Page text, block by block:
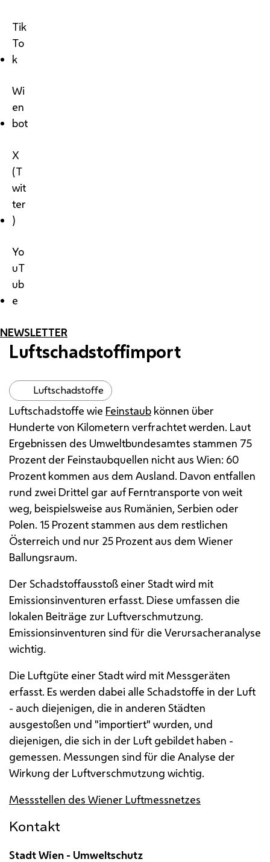
Tik
To
k
Wi
en
bot
X
(T
wit
ter
)
Yo
uT
ub
e
NEWSLETTER
Luftschadstoffimport
Luftschadstoffe
Luftschadstoffe wie Feinstaub können über
Hunderte von Kilometern verfrachtet werden. Laut
Ergebnissen des Umweltbundesamtes stammen 75
Prozent der Feinstaubquellen nicht aus Wien: 60
Prozent kommen aus dem Ausland. Davon entfallen
rund zwei Drittel gar auf Ferntransporte von weit
weg, beispielsweise aus Rumänien, Serbien oder
Polen. 15 Prozent stammen aus dem restlichen
Österreich und nur 25 Prozent aus dem Wiener
Ballungsraum.
Der Schadstoffausstoß einer Stadt wird mit
Emissionsinventuren erfasst. Diese umfassen die
lokalen Beiträge zur Luftverschmutzung.
Emissionsinventuren sind für die Verursacheranalyse
wichtig.
Die Luftgüte einer Stadt wird mit Messgeräten
erfasst. Es werden dabei alle Schadstoffe in der Luft
- auch diejenigen, die in anderen Städten
ausgestoßen und "importiert" wurden, und
diejenigen, die sich in der Luft gebildet haben -
gemessen. Messungen sind für die Analyse der
Wirkung der Luftverschmutzung wichtig.
Messstellen des Wiener Luftmessnetzes
Kontakt
Stadt Wien - Umweltschutz